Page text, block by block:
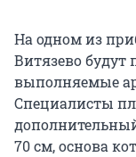
На одном из
Витязево будут
выполняемые
Специалисты
70 см, основа